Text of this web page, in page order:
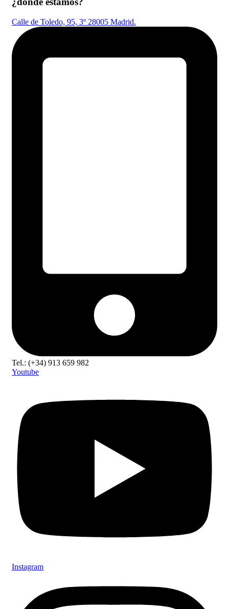
Calle de Toledo, 95, 3º 28005 Madrid.
Tel.: (+34) 913 659 982
Youtube
Instagram